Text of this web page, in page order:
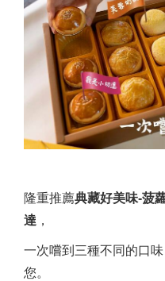
隆重推薦典藏好美味-菠
達 ，
一次嚐到三種不同的口
您。